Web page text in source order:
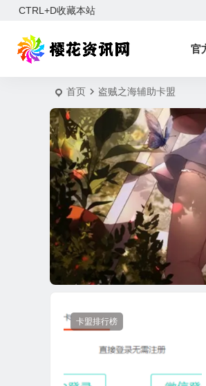
CTRL+D收藏本站
官
首页 盗贼之海辅助卡盟
卡盟排行榜